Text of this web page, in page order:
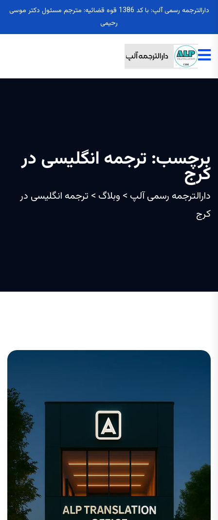
دارالترجمه رسمی آلپ: با کد 1386 قوه قضائیه: مترجم مسئول دکتر موسی
رحیمی
برچسب: ترجمه انگلیسی در
کرج
دارالترجمه رسمی آلپ > وبلاگ > ترجمه انگلیسی در
کرج